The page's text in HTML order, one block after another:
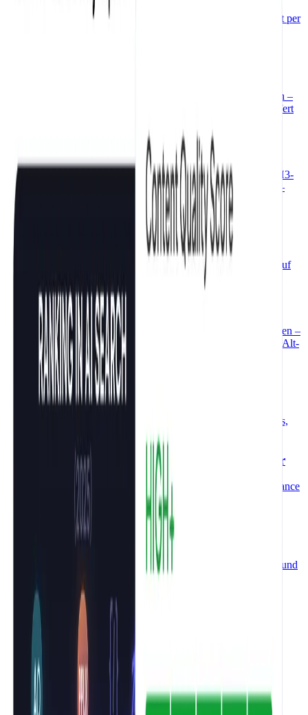
Domain-Inhaber, Registrar, Ablaufdatum und Nameserver sofort per
Finde Backlink-Chancen, die deine Wettbewerber bereits nutzen –
der KI-gestützte Backlink Finder analysiert Linkquellen und liefert
Onpage SEO Checker kostenlos
Prüfe jede URL auf Onpage-SEO-Faktoren – Meta-Tags, H1–H3-
Hierarchie, Bild-Alt-Texte, Canonical und Links. SEO-Score 0–
100, sofortige Empfehlungen, ohne Anmeldung.
Link Checker kostenlos
Alle internen und externen Links einer Seite prüfen – kostenlos,
ohne Anmeldung. Ankertext, Linktyp und Nofollow-Attribute auf
Image SEO Checker kostenlos
Alt-Texte, Dateinamen und Bildfehler jeder Seite kostenlos prüfen –
ohne Anmeldung. Sieh auf einen Blick, welche Bilder fehlende Alt-
Tags haben und wo Optimierungspotenzial steckt.
Überschriften-Struktur prüfen kostenlos
Gib eine URL ein und sieh sofort die vollständige H1-bis-H6-
Hierarchie, Strukturfehler und semantische Elemente – kostenlos,
Ladezeit testen – Kostenloser Page Speed Checker
Website Ladezeit testen – kostenlos, ohne Anmeldung. Performance
Score, Ladezeit und Seitengröße in Sekunden. Kein Tageslimit.
Website Traffic Checker kostenlos
Website traffic prüfen kostenlos – ohne Anmeldung, ohne
Tageslimit. Monatliche Besuche, Bounce Rate, Traffic-Quellen und
6-Monats-Trendchart für jede Domain auf einen Klick.
Broken Link Checker kostenlos
Defekte Links auf jeder Website kostenlos prüfen – ohne
Anmeldung, ohne Limit. 404-Fehler, tote Links und kaputte
Verlinkungen in Sekunden finden.
Schreib-Tools